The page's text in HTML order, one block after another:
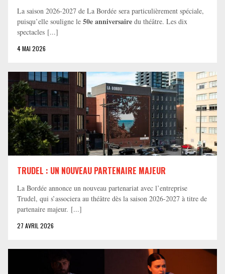
La saison 2026-2027 de La Bordée sera particulièrement spéciale,
puisqu’elle souligne le 50e anniversaire du théâtre. Les dix
spectacles [...]
4 MAI 2026
TRUDEL : UN NOUVEAU PARTENAIRE MAJEUR
La Bordée annonce un nouveau partenariat avec l’entreprise
Trudel, qui s’associera au théâtre dès la saison 2026-2027 à titre de
partenaire majeur. [...]
27 AVRIL 2026